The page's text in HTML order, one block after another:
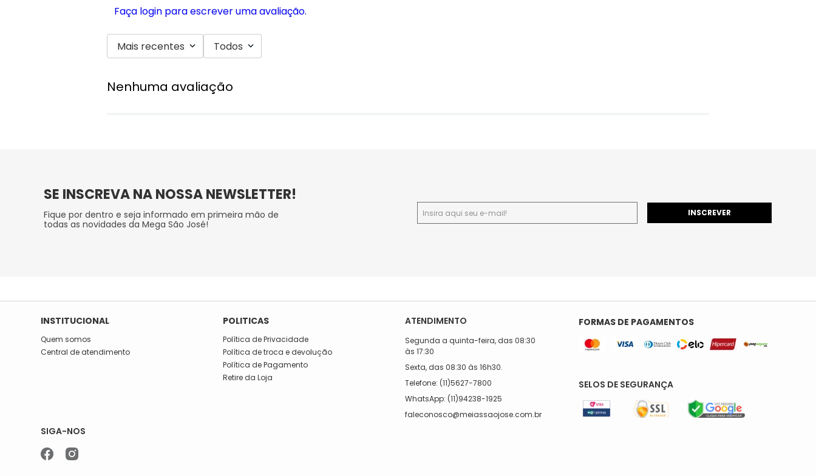
Faça login para escrever uma avaliação.
Mais recentes Todos
Nenhuma avaliação
SE INSCREVA NA NOSSA NEWSLETTER!
Fique por dentro e seja informado em primeira mão de
todas as novidades da Mega São José!
INSCREVER
INSTITUCIONAL
Quem somos
Central de atendimento
POLITICAS
Política de Privacidade
Política de troca e devolução
Política de Pagamento
Retire da Loja
ATENDIMENTO
Segunda a quinta-feira, das 08:30
às 17:30
Sexta, das 08:30 às 16h30.
Telefone: (11)5627-7800
WhatsApp: (11)94238-1925
faleconosco@meiassaojose.com.br
SIGA-NOS
FORMAS DE PAGAMENTOS
SELOS DE SEGURANÇA